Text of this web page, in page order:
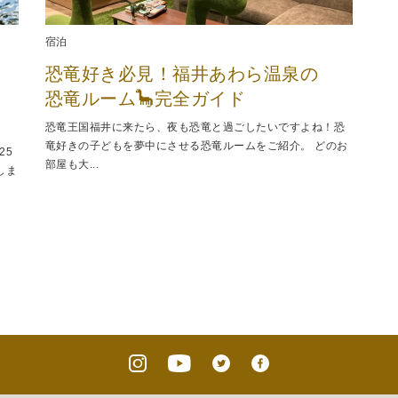
ま
宿泊
恐竜好き必見！福井あわら温泉の
恐竜ルーム🦕完全ガイド
恐竜王国福井に来たら、夜も恐竜と過ごしたいですよね！恐
竜好きの子どもを夢中にさせる恐竜ルームをご紹介。 どのお
部屋も大...